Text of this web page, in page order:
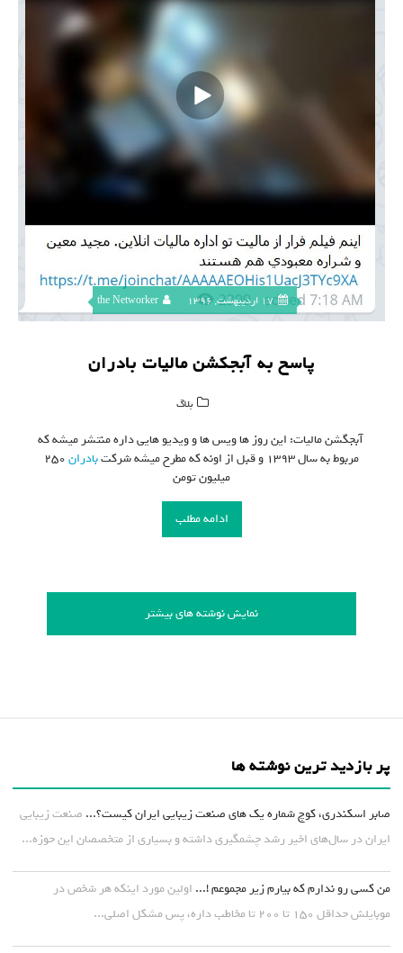
17 اردیبهشت, 1396 the Networker
پاسخ به آبجکشن مالیات بادران
بلاگ
آبجگشن مالیات: این روز ها ویس ها و ویدیو هایی داره منتشر میشه که
مربوط به سال ۱۳۹۳ و قبل از اونه که مطرح میشه شرکت
بادران۲۵۰
میلیون تومن
ادامه مطلب
نمایش نوشته های بیشتر
پر بازدید ترین نوشته ها
صابر اسکندری، کوچ شماره یک های صنعت زیبایی ایران کیست؟... صنعت زیبایی
ایران در سال‌های اخیر رشد چشمگیری داشته و بسیاری از متخصصان این حوزه...
من کسی رو ندارم که بیارم زیر مجموعم !... اولین مورد اینکه هر شخص در
موبایلش حداقل ۱۵۰ تا ۲۰۰ تا مخاطب داره، پس مشکل اصلی...